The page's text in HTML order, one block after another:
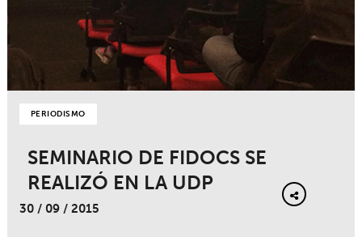
PERIODISMO
SEMINARIO DE FIDOCS SE
REALIZÓ EN LA UDP
30 / 09 / 2015